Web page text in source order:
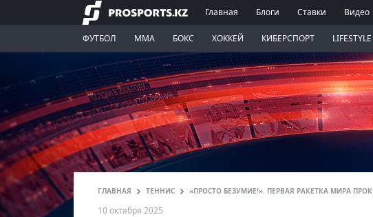
Главная Блоги Ставки Видео
ФУТБОЛ ММА БОКС ХОККЕЙ КИБЕРСПОРТ LIFESTYLE
ГЛАВНАЯ ТЕННИС «ПРОСТО БЕЗУМИЕ!». ПЕРВАЯ РАКЕТКА МИРА
10 октября 2025